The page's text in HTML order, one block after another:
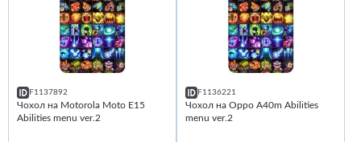
F1137892
Чохол на Motorola Moto E15
Abilities menu ver.2
F1136221
Чохол на Oppo A40m Abilities
menu ver.2